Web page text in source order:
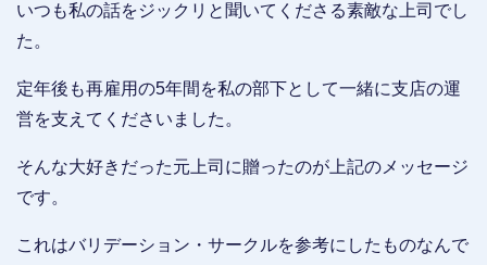
いつも私の話をジックリと聞いてくださる素敵な上司でし
た。
定年後も再雇用の5年間を私の部下として一緒に支店の運
営を支えてくださいました。
そんな大好きだった元上司に贈ったのが上記のメッセージ
です。
これはバリデーション・サークルを参考にしたものなんで